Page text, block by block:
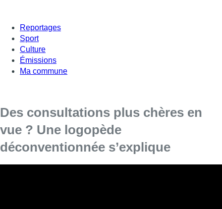
Reportages
Sport
Culture
Émissions
Ma commune
Des consultations plus chères en
vue ? Une logopède
déconventionnée s’explique